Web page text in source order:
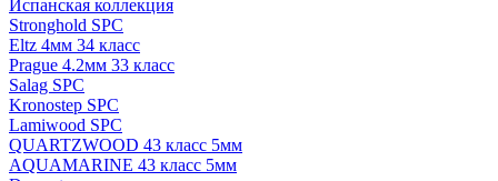
Испанская коллекция
Stronghold SPC
Eltz 4мм 34 класс
Prague 4.2мм 33 класс
Salag SPC
Kronostep SPC
Lamiwood SPC
QUARTZWOOD 43 класс 5мм
AQUAMARINE 43 класс 5мм